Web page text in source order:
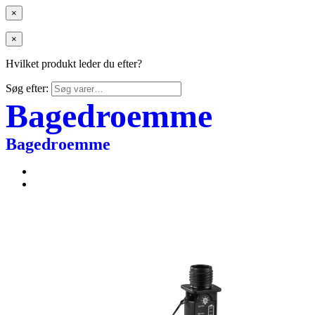
×
×
Hvilket produkt leder du efter?
Søg efter:
Bagedroemme
Bagedroemme